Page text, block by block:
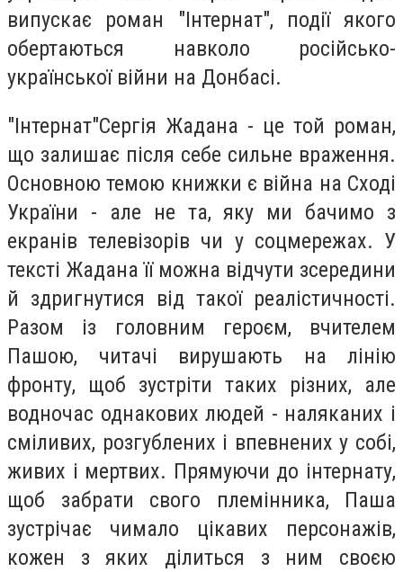
випускає роман "Інтернат", події якого
обертаються навколо російсько-
української війни на Донбасі.
"Інтернат"Сергія Жадана - це той роман,
що залишає після себе сильне враження.
Основною темою книжки є війна на Сході
України - але не та, яку ми бачимо з
екранів телевізорів чи у соцмережах. У
тексті Жадана її можна відчути зсередини
й здригнутися від такої реалістичності.
Разом із головним героєм, вчителем
Пашою, читачі вирушають на лінію
фронту, щоб зустріти таких різних, але
водночас однакових людей - наляканих і
сміливих, розгублених і впевнених у собі,
живих і мертвих. Прямуючи до інтернату,
щоб забрати свого племінника, Паша
зустрічає чимало цікавих персонажів,
кожен з яких ділиться з ним своєю